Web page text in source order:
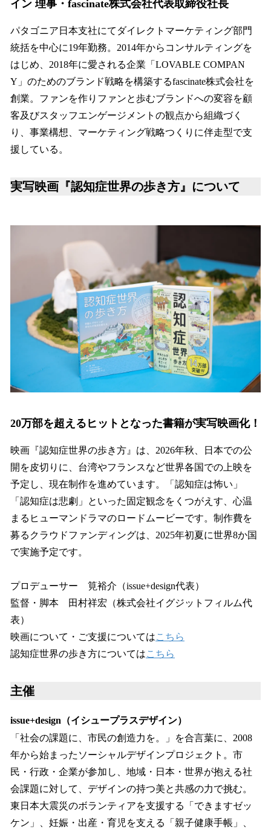
イン 理事・fascinate株式会社代表取締役社長
パタゴニア日本支社にてダイレクトマーケティング部門
統括を中心に19年勤務。2014年からコンサルティングを
はじめ、2018年に愛される企業「LOVABLE COMPAN
Y」のためのブランド戦略を構築するfascinate株式会社を
創業。ファンを作りファンと歩むブランドへの変容を顧
客及びスタッフエンゲージメントの観点から組織づく
り、事業構想、マーケティング戦略つくりに伴走型で支
援している。
実写映画『認知症世界の歩き方』について
20万部を超えるヒットとなった書籍が実写映画化！
映画『認知症世界の歩き方』は、2026年秋、日本での公
開を皮切りに、台湾やフランスなど世界各国での上映を
予定し、現在制作を進めています。「認知症は怖い」
「認知症は悲劇」といった固定観念をくつがえす、心温
まるヒューマンドラマのロードムービーです。制作費を
募るクラウドファンディングは、2025年初夏に世界8か国
で実施予定です。
プロデューサー 筧裕介（issue+design代表）
監督・脚本 田村祥宏（株式会社イグジットフィルム代
表）
映画について・ご支援についてはこちら
認知症世界の歩き方についてはこちら
主催
issue+design（イシュープラスデザイン）
「社会の課題に、市民の創造力を。」を合言葉に、2008
年から始まったソーシャルデザインプロジェクト。市
民・行政・企業が参加し、地域・日本・世界が抱える社
会課題に対して、デザインの持つ美と共感の力で挑む。
東日本大震災のボランティアを支援する「できますゼッ
ケン」、妊娠・出産・育児を支える「親子健康手帳」、